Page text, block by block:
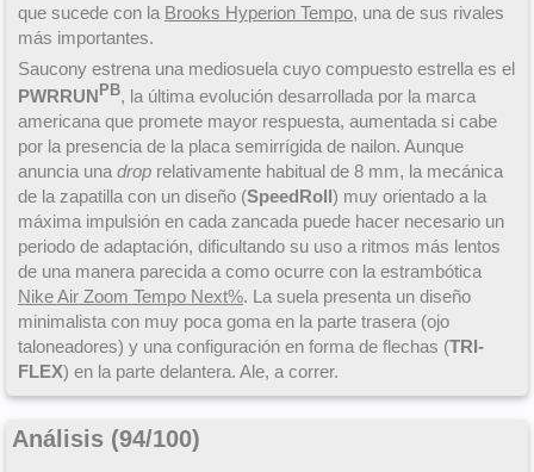
que sucede con la Brooks Hyperion Tempo, una de sus rivales
más importantes.
Saucony estrena una mediosuela cuyo compuesto estrella es el
PWRRUN PB, la última evolución desarrollada por la marca
americana que promete mayor respuesta, aumentada si cabe
por la presencia de la placa semirrígida de nailon. Aunque
anuncia una drop relativamente habitual de 8 mm, la mecánica
de la zapatilla con un diseño (SpeedRoll) muy orientado a la
máxima impulsión en cada zancada puede hacer necesario un
periodo de adaptación, dificultando su uso a ritmos más lentos
de una manera parecida a como ocurre con la estrambótica
Nike Air Zoom Tempo Next%. La suela presenta un diseño
minimalista con muy poca goma en la parte trasera (ojo
taloneadores) y una configuración en forma de flechas (TRI-
FLEX) en la parte delantera. Ale, a correr.
Análisis (94/100)